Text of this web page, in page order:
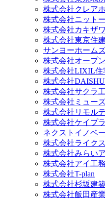
株式会社クレア
株式会社ニット
株式会社カキザ
株式会社東京住建
サンヨーホーム
株式会社オープ
株式会社LIXIL住
株式会社DAISHU
株式会社サクラ
株式会社ミュー
株式会社リモル
株式会社ケイプ
ネクストイノベ
株式会社ライク
株式会社みらい
株式会社アイ工
株式会社T-plan
株式会社杉坂建
株式会社飯田産業